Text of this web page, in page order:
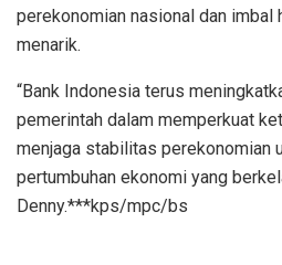
perekonomian nasional dan
menarik.
“Bank Indonesia terus
pemerintah dalam memperkuat
menjaga stabilitas perekonomian
pertumbuhan ekonomi yang
Denny.***kps/mpc/bs